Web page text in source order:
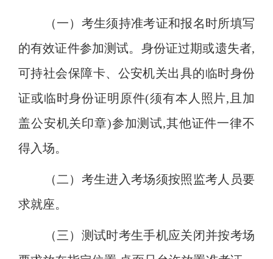
（一）考生须持准考证和报名时所填写
的有效证件参加测试。身份证过期或遗失者,
可持社会保障卡、公安机关出具的临时身份
证或临时身份证明原件(须有本人照片,且加
盖公安机关印章)参加测试,其他证件一律不
得入场。
（二）考生进入考场须按照监考人员要
求就座。
（三）测试时考生手机应关闭并按考场